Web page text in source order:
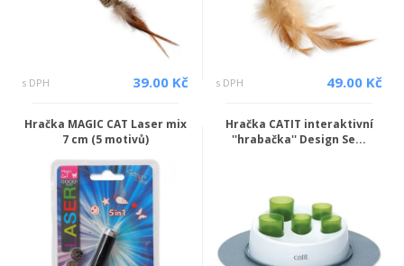
s DPH 39.00 Kč s DPH 49.00 Kč
Hračka MAGIC CAT Laser mix
7 cm (5 motivů)
Hračka CATIT interaktivní
''hrabačka'' Design Se...